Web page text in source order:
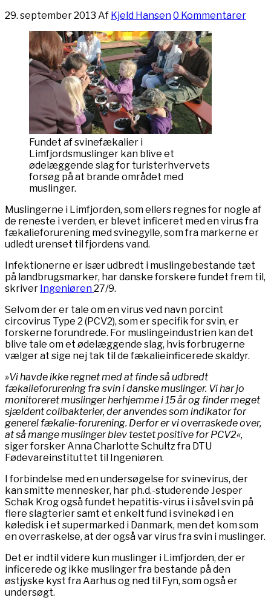
29. september 2013 Af Kjeld Hansen0 Kommentarer
Fundet af svinefækalier i
Limfjordsmuslinger kan blive et
ødelæggende slag for turisterhvervets
forsøg på at brande området med
muslinger.
Muslingerne i Limfjorden, som ellers regnes for nogle af
de reneste i verden, er blevet inficeret med en virus fra
fækalieforurening med svinegylle, som fra markerne er
udledt urenset til fjordens vand.
Infektionerne er især udbredt i muslingebestande tæt
på landbrugsmarker, har danske forskere fundet frem til,
skriver Ingeniøren27/9.
Selvom der er tale om en virus ved navn porcint
circovirus Type 2 (PCV2), som er specifik for svin, er
forskerne forundrede. For muslingeindustrien kan det
blive tale om et ødelæggende slag, hvis forbrugerne
vælger at sige nej tak til de fækalieinficerede skaldyr.
»Vi havde ikke regnet med at finde så udbredt
fækalieforurening fra svin i danske muslinger. Vi har jo
monitoreret muslinger herhjemme i 15 år og finder meget
sjældent colibakterier, der anvendes som indikator for
generel fækalie-forurening. Derfor er vi overraskede over,
at så mange muslinger blev testet positive for PCV2«,
siger forsker Anna Charlotte Schultz fra DTU
Fødevareinstituttet til Ingeniøren.
I forbindelse med en undersøgelse for svinevirus, der
kan smitte mennesker, har ph.d.-studerende Jesper
Schak Krog også fundet hepatitis-virus i i såvel svin på
flere slagterier samt et enkelt fund i svinekød i en
køledisk i et supermarked i Danmark, men det kom som
en overraskelse, at der også var virus fra svin i muslinger.
Det er indtil videre kun muslinger i Limfjorden, der er
inficerede og ikke muslinger fra bestande på den
østjyske kyst fra Aarhus og ned til Fyn, som også er
undersøgt.